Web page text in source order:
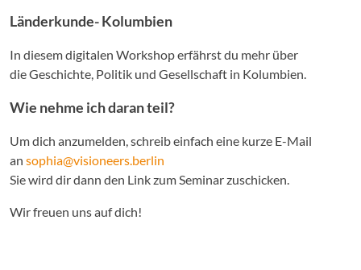
Länderkunde- Kolumbien
In diesem digitalen Workshop erfährst du mehr über
die Geschichte, Politik und Gesellschaft in Kolumbien.
Wie nehme ich daran teil?
Um dich anzumelden, schreib einfach eine kurze E-Mail
an sophia@visioneers.berlin
Sie wird dir dann den Link zum Seminar zuschicken.
Wir freuen uns auf dich!